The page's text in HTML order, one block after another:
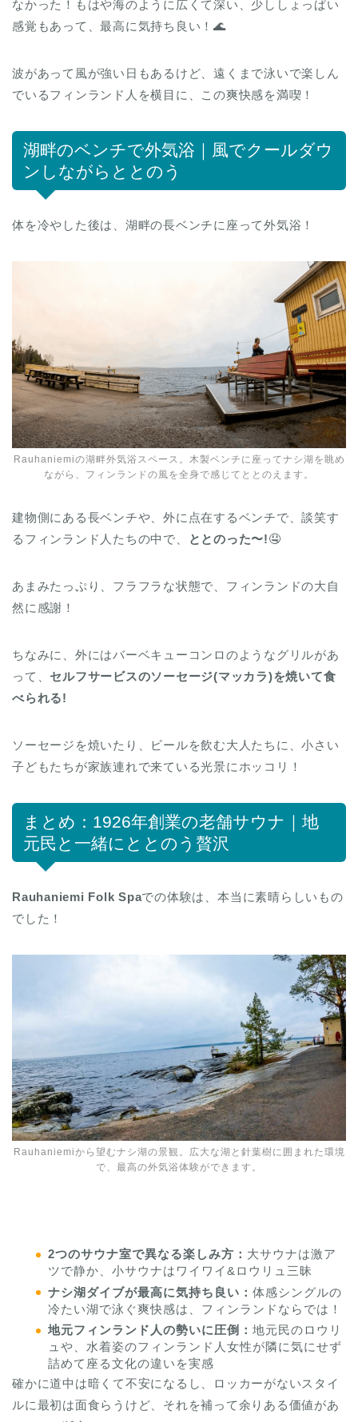
なかった！もはや海のように広くて深い、少ししょっぱい
感覚もあって、最高に気持ち良い！🌊
波があって風が強い日もあるけど、遠くまで泳いで楽しん
でいるフィンランド人を横目に、この爽快感を満喫！
湖畔のベンチで外気浴｜風でクールダウ
ンしながらととのう
体を冷やした後は、湖畔の長ベンチに座って外気浴！
Rauhaniemiの湖畔外気浴スペース。木製ベンチに座ってナシ湖を眺め
ながら、フィンランドの風を全身で感じてととのえます。
建物側にある長ベンチや、外に点在するベンチで、談笑す
るフィンランド人たちの中で、
ととのった〜!🤤
あまみたっぷり、フラフラな状態で、フィンランドの大自
然に感謝！
ちなみに、外にはバーベキューコンロのようなグリルがあ
って、 セルフサービスのソーセージ(マッカラ)を焼いて食
べられる!
ソーセージを焼いたり、ビールを飲む大人たちに、小さい
子どもたちが家族連れで来ている光景にホッコリ！
まとめ：1926年創業の老舗サウナ｜地
元民と一緒にととのう贅沢
Rauhaniemi Folk Spaでの体験は、本当に素晴らしいもの
でした！
Rauhaniemiから望むナシ湖の景観。広大な湖と針葉樹に囲まれた環境
で、最高の外気浴体験ができます。
2つのサウナ室で異なる楽しみ方： 大サウナは激ア
ツで静か、小サウナはワイワイ&ロウリュ三昧
ナシ湖ダイブが最高に気持ち良い： 体感シングルの
冷たい湖で泳ぐ爽快感は、フィンランドならでは！
地元フィンランド人の勢いに圧倒： 地元民のロウリ
ュや、水着姿のフィンランド人女性が隣に気にせず
詰めて座る文化の違いを実感
確かに道中は暗くて不安になるし、ロッカーがないスタイ
ルに最初は面食らうけど、それを補って余りある価値があ